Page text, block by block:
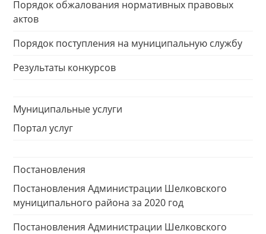
Порядок обжалования нормативных правовых
актов
Порядок поступления на муниципальную службу
Результаты конкурсов
Муниципальные услуги
Портал услуг
Постановления
Постановления Администрации Шелковского
муниципального района за 2020 год
Постановления Администрации Шелковского